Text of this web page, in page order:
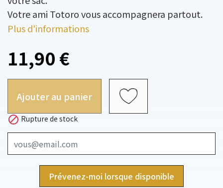
Votre ami Totoro vous accompagnera partout.
Plus d'informations
11,90 €
Ajouter au panier
 Rupture de stock
Prévenez-moi lorsque disponible